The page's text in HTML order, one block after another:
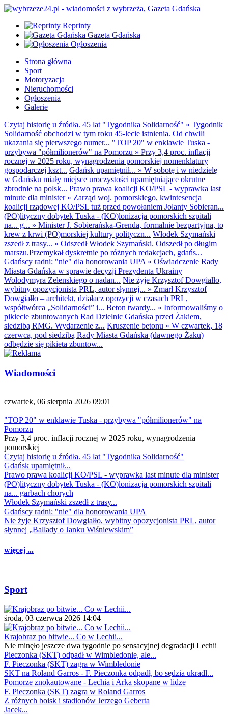
Reprinty
Gazeta Gdańska
Ogłoszenia
Strona główna
Sport
Motoryzacja
Nieruchomości
Ogłoszenia
Galerie
Czytaj historię u źródła. 45 lat "Tygodnika Solidarność" » Tygodnik
Solidarność obchodzi w tym roku 45-lecie istnienia. Od chwili
ukazania się pierwszego numer... "TOP 20" w enklawie Tuska -
przybywa "półmilionerów" na Pomorzu » Przy 3,4 proc. inflacji
rocznej w 2025 roku, wynagrodzenia pomorskiej nomenklatury
gospodarczej kszt... Gdańsk upamiętnił... » W sobotę i w niedzielę
w Gdańsku miały miejsce uroczystości upamiętniające okrutne
zbrodnie na polsk... Prawo prawa koalicji KO/PSL - wyprawka last
minute dla minister» Zarząd woj. pomorskiego, kwintesencja
koalicji rządowej KO/PSL tuż przed powołaniem Jolanty Sobieran...
(PO)lityczny dobytek Tuska - (KO)lonizacja pomorskich szpitali
na... g... » Minister J. Sobierańska-Grenda, formalnie bezpartyjna, to
krew z krwi (PO)morskiej kultury polityczn... Włodek Szymański
zszedł z trasy... » Odszedł Włodek Szymański. Odszedł po długim
marszu.Przemykał dyskretnie po różnych redakcjach, gdańs...
Gdańscy radni: "nie" dla honorowania UPA » Oświadczenie Rady
Miasta Gdańska w sprawie decyzji Prezydenta Ukrainy
Wołodymyra Zełenskiego o nadan... Nie żyje Krzysztof Dowgiałło,
wybitny opozycjonista PRL, autor słynnej... » Zmarł Krzysztof
Dowgiałło – architekt, działacz opozycji w czasach PRL,
współtwórca „Solidarności” i... Beton twardy... » Informowaliśmy o
pikiecie zbuntowanych Rad Dzielnic Gdańska przed Żakiem,
siedzibą RMG. Wydarzenie z... Kruszenie betonu » W czwartek, 18
czerwca, pod siedzibą Rady Miasta Gdańska (dawnego Żaku)
odbędzie się pikieta zbuntow...
Wiadomości
czwartek, 06 sierpnia 2026 09:01
"TOP 20" w enklawie Tuska - przybywa "półmilionerów" na
Pomorzu
Przy 3,4 proc. inflacji rocznej w 2025 roku, wynagrodzenia
pomorskiej
Czytaj historię u źródła. 45 lat "Tygodnika Solidarność"
Gdańsk upamiętnił...
Prawo prawa koalicji KO/PSL - wyprawka last minute dla minister
(PO)lityczny dobytek Tuska - (KO)lonizacja pomorskich szpitali
na... garbach chorych
Włodek Szymański zszedł z trasy...
Gdańscy radni: "nie" dla honorowania UPA
Nie żyje Krzysztof Dowgiałło, wybitny opozycjonista PRL, autor
słynnej „Ballady o Janku Wiśniewskim”
więcej ...
Sport
środa, 03 czerwca 2026 14:04
Krajobraz po bitwie... Co w Lechii...
Nie minęło jeszcze dwa tygodnie po sensacyjnej degradacji Lechii
Pieczonka (SKT) odpadł w Wimbledonie, ale...
F. Pieczonka (SKT) zagra w Wimbledonie
SKT na Roland Garros - F. Pieczonka odpadł, bo sędzia ukradł...
Pomorze znokautowane - Lechia i Arka skopane w lidze
F. Pieczonka (SKT) zagra w Roland Garros
Z różnych boisk i stadionów Jerzego Geberta
Jacek...